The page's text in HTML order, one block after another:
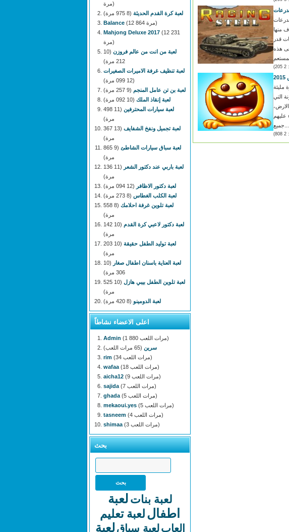
منها
قدر
هذه
مليئة
التي
عليهم
مرة)
لعبة كرة القدم الحديثة (8 975 مرة)
Balance
(12 864 مرة)
Mahjong Deluxe 2017 (12 231
مرة)
لعبة من انت من عالم فروزن (10
212 مرة)
لعبة تنظيف غرفة الاميرات الصغيرات
(12 099 مرة)
لعبة بن تن عامل المنجم (9 257 مرة)
لعبة إنقاذ الملك (10 092 مرة)
لعبة سيارات المحترفين
(11 498
مرة)
لعبة تجميل ونفخ الشفايف
(13 367
مرة)
لعبة سباق سيارات الشاطئ
(9 865
مرة)
لعبة باربي عند دكتور الشعر
(11 136
مرة)
لعبة دكتور الاظافر (12 094 مرة)
لعبة الكلب الغطاس (8 273 مرة)
لعبة تلوين غرفة احلامك
(8 558
مرة)
لعبة دكتور لاعبي كرة القدم
(10 142
مرة)
لعبة توليد الطفل حقيقة
(10 203
مرة)
لعبة العناية باسنان اطفال صغار
(10
306 مرة)
لعبة تلوين الطفل بيبي هازل
(10 525
مرة)
لعبة الدومينو (8 420 مرة)
اعلى الاعضاء نشاطاً
Admin
(1 880 مرات اللعب)
سرين (65 مرات اللعب)
rim
(34 مرات اللعب)
wafaa
(18 مرات اللعب)
aicha12
(9 مرات اللعب)
sajida
(7 مرات اللعب)
ghada
(5 مرات اللعب)
mekaoui.yes
(5 مرات اللعب)
tasneem
(4 مرات اللعب)
shimaa
(3 مرات اللعب)
بحث
لعبة بنات لعبة
اطفاللعبة تعليم
العابلعبة سباق لعبة